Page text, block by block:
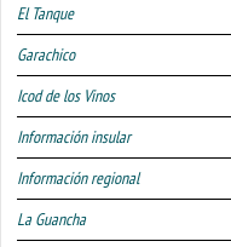
El Tanque
Garachico
Icod de los Vinos
Información insular
Información regional
La Guancha